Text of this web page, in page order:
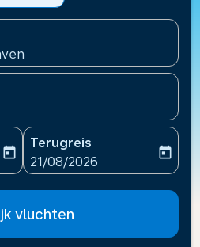
date-aria-label
today
Terugreis
fc-booking-return-date-
21/08/2026
today
vluchten